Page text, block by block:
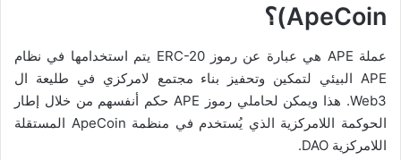
ApeCoin)؟
عملة APE هي عبارة عن رموز ERC-20 يتم استخدامها في نظام
APE البيئي لتمكين وتحفيز بناء مجتمع لامركزي في طليعة ال
Web3. هذا ويمكن لحاملي رموز APE حكم أنفسهم من خلال إطار
الحوكمة اللامركزية الذي يُستخدم في منظمة ApeCoin المستقلة
اللامركزية DAO.